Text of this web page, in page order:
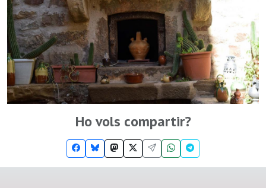
Ho vols compartir?